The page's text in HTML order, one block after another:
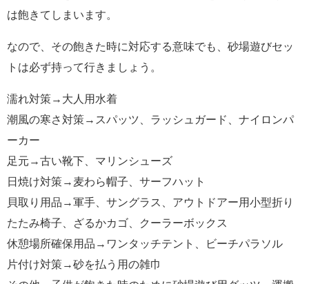
は飽きてしまいます。
なので、その飽きた時に対応する意味でも、砂場遊びセッ
トは必ず持って行きましょう。
濡れ対策→大人用水着
潮風の寒さ対策→スパッツ、ラッシュガード、ナイロンパ
ーカー
足元→古い靴下、マリンシューズ
日焼け対策→麦わら帽子、サーフハット
貝取り用品→軍手、サングラス、アウトドアー用小型折り
たたみ椅子、ざるかカゴ、クーラーボックス
休憩場所確保用品→ワンタッチテント、ビーチパラソル
片付け対策→砂を払う用の雑巾